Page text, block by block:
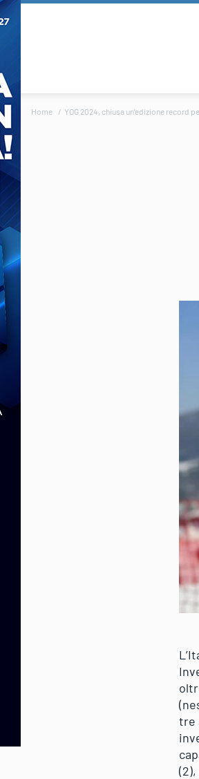
Home YOG 2024, chiusa un’edizione record
tre